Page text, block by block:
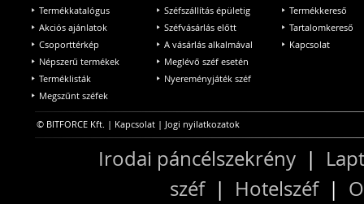
Termékkatalógus
Akciós ajánlatok
Csoporttérkép
Népszerű termékek
Terméklisták
Megszűnt széfek
Széfszállítás épületig
Széfvásárlás előtt
A vásárlás alkalmával
Meglévő széf esetén
Nyereményjáték széf
Termékkereső
Tartalomkereső
Kapcsolat
© BITFORCE Kft. | Kapcsolat | Jogi nyilatkozatok
Irodai páncélszekrény |
széf| Hotelszéf|